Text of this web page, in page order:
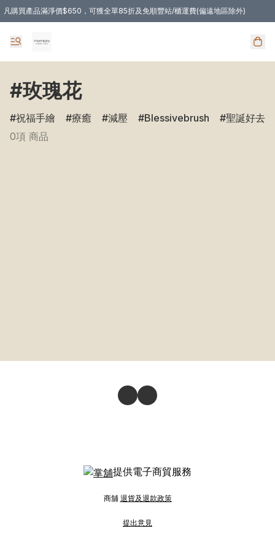
凡購買產品滿淨價$650，可獲全單85折及免順豐站/櫃運費(偏遠地區除外)
#玫瑰花
祝福手繪 療癒 減壓 Blessivebrush
聖誕好去處
0項 商品
提供電子商貿服務
商舖 退貨及退款政策
提出意見